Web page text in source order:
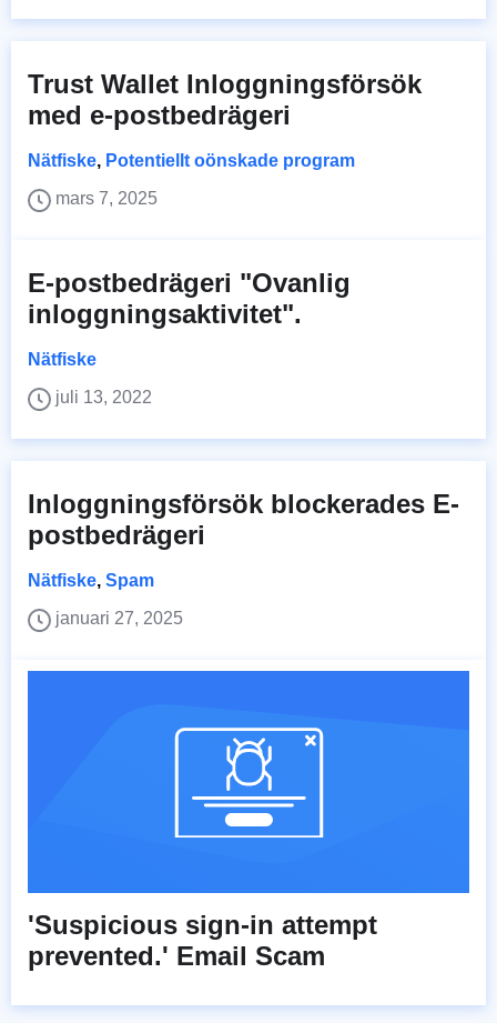
Trust Wallet Inloggningsförsök
med e-postbedrägeri
Nätfiske, Potentiellt oönskade program
mars 7, 2025
E-postbedrägeri "Ovanlig
inloggningsaktivitet".
Nätfiske
juli 13, 2022
Inloggningsförsök blockerades E-
postbedrägeri
Nätfiske, Spam
januari 27, 2025
'Suspicious sign-in attempt
prevented.' Email Scam